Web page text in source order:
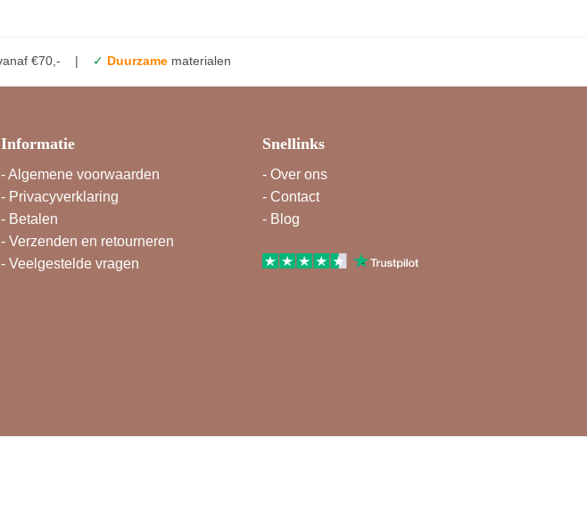
vanaf €70,- | ✓ Duurzame materialen
Informatie
-Algemene voorwaarden
- Privacyverklaring
- Betalen
- Verzenden en retourneren
- Veelgestelde vragen
Snellinks
- Over ons
- Contact
- Blog